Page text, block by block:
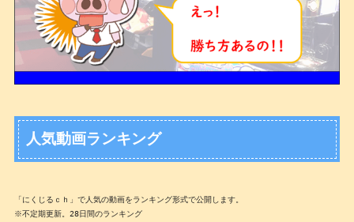
人気動画ランキング
「にくじるｃｈ」で人気の動画をランキング形式で公開します。
※不定期更新。28日間のランキング